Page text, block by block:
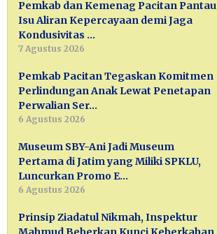
Pemkab dan Kemenag Pacitan Pantau
Isu Aliran Kepercayaan demi Jaga
Kondusivitas …
7 Agustus 2026
Pemkab Pacitan Tegaskan Komitmen
Perlindungan Anak Lewat Penetapan
Perwalian Ser…
6 Agustus 2026
Museum SBY-Ani Jadi Museum
Pertama di Jatim yang Miliki SPKLU,
Luncurkan Promo E…
6 Agustus 2026
Prinsip Ziadatul Nikmah, Inspektur